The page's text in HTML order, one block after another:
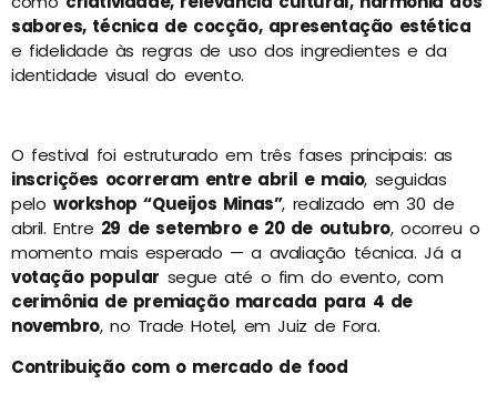
sabores, técnica de cocção, apresentação estética
e fidelidade às regras de uso dos ingredientes e da
identidade visual do evento.
O festival foi estruturado em três fases principais: as
inscrições ocorreram entre abril e maio, seguidas
pelo workshop “Queijos Minas”, realizado em 30 de
abril. Entre 29 de setembro e 20 de outubro, ocorreu o
momento mais esperado — a avaliação técnica. Já a
votação popular segue até o fim do evento, com
cerimônia de premiação marcada para 4 de
novembro, no Trade Hotel, em Juiz de Fora.
Contribuição com o mercado de food